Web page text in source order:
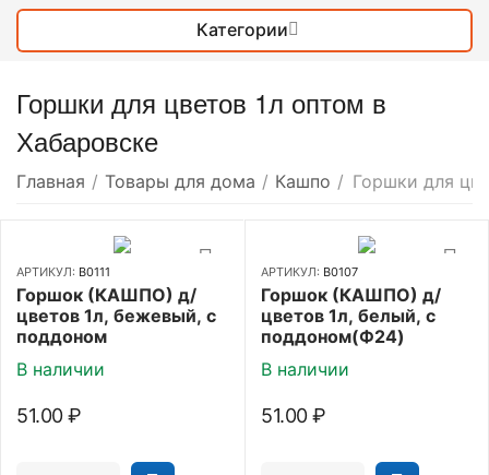
Категории
Горшки для цветов 1л оптом в
Хабаровске
Главная / Товары для дома / Кашпо / Горшки для
АРТИКУЛ: В0111
Горшок (КАШПО) д/
цветов 1л, бежевый, с
поддоном
В наличии
51.00 ₽
АРТИКУЛ: В0107
Горшок (КАШПО) д/
цветов 1л, белый, с
поддоном(Ф24)
В наличии
51.00 ₽